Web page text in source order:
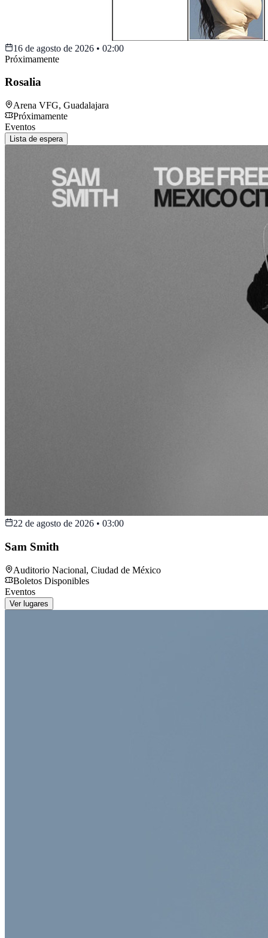
16 de agosto de 2026 • 02:00
Próximamente
Rosalia
Arena VFG, Guadalajara
Próximamente
Eventos
Lista de espera
22 de agosto de 2026 • 03:00
Sam Smith
Auditorio Nacional, Ciudad de México
Boletos Disponibles
Eventos
Ver lugares